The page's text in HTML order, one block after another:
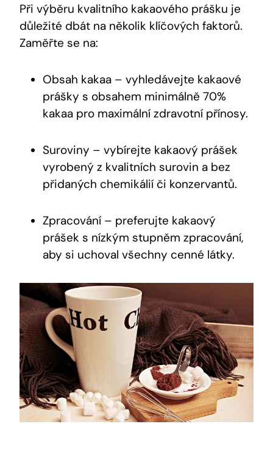
Při výběru kvalitního kakaového prášku je
důležité dbát na několik klíčových faktorů.
Zaměřte se na:
Obsah kakaa – vyhledávejte kakaové
prášky s obsahem minimálně 70%
kakaa pro maximální zdravotní přínosy.
Suroviny – vybírejte kakaový prášek
vyrobený z kvalitních surovin a bez
přidaných chemikálií či konzervantů.
Zpracování – preferujte kakaový
prášek s nízkým stupněm zpracování,
aby si uchoval všechny cenné látky.